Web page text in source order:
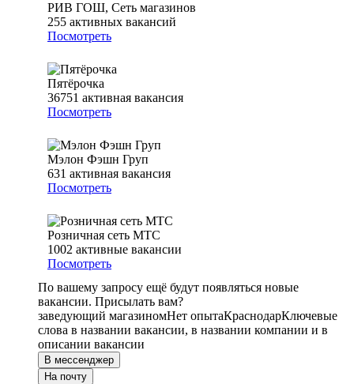
РИВ ГОШ, Сеть магазинов
255 активных вакансий
Посмотреть
Пятёрочка
36751 активная вакансия
Посмотреть
Мэлон Фэшн Груп
631 активная вакансия
Посмотреть
Розничная сеть МТС
1002 активные вакансии
Посмотреть
По вашему запросу ещё будут появляться новые
вакансии. Присылать вам?
заведующий магазиномНет опытаКраснодарКлючевые
слова в названии вакансии, в названии компании и в
описании вакансии
В мессенджер
На почту